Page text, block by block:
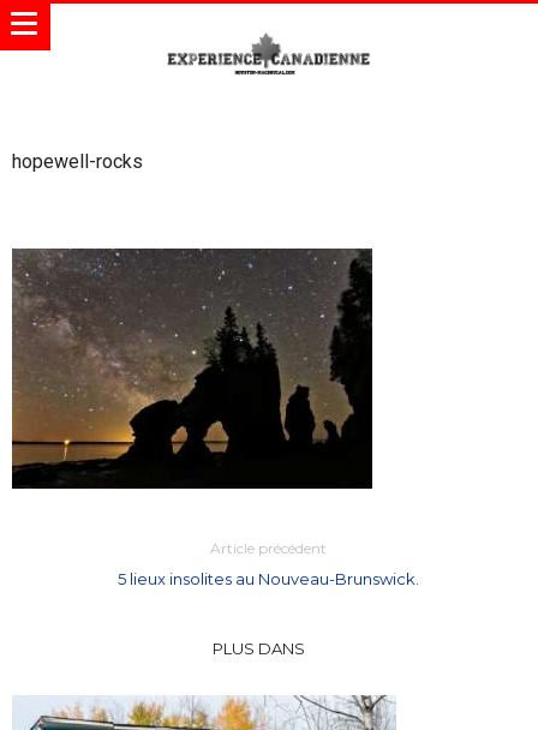
hopewell-rocks
Article précédent
5 lieux insolites au Nouveau-Brunswick.
PLUS DANS